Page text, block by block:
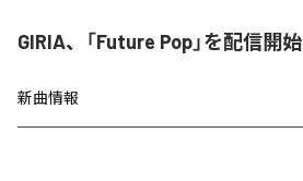
GIRIA、「Future Pop」を配信開始
新曲情報